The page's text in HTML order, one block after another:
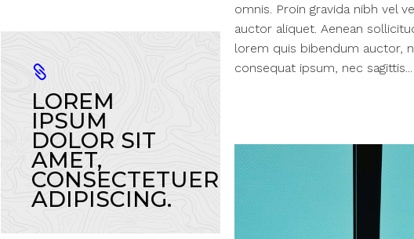
omnis. Proin gravida nibh vel
auctor aliquet. Aenean
lorem quis bibendum auctor,
consequat ipsum, nec sagittis...
LOREM
IPSUM
DOLOR SIT
AMET,
CONSECTETUER
ADIPISCING.